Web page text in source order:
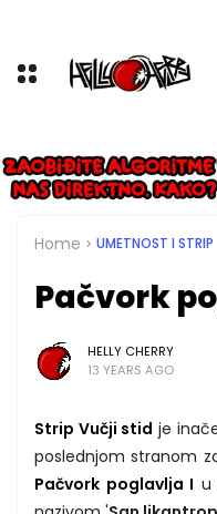
Home UMETNOST I STRIP
Pačvork
HELLY CHERRY
13 YEARS AGO
Strip Vučji stid je
poslednjom stranom
Pačvork poglavlja I u